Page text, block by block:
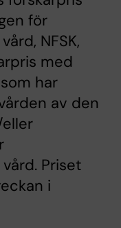
för
NFSK,
med
har
av den
Priset
i